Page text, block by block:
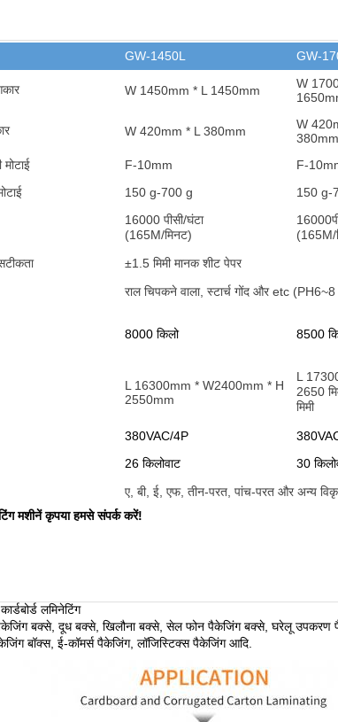
GW-1450L GW-
W 1450mm * L 1450mm
W
W 420mm * L 380mm
W
380mm
F-10mm F-
150 g-700 g 150 g-
16000 पीसी/घंटा
(165M/मिनट)
16000
(165M/
±1.5 मिमी मानक शीट पेपर
राल चिपकने वाला, स्टार्च गोंद और etc (PH6~8
8000 किलो 8500
L 16300mm * W2400mm * H
2550mm
L
2650
मिमी
380VAC/4P
26 किलोवाट 30
ए, बी, ई, एफ, तीन-परत, पांच-परत और अन्य
मशीनें कृपया हमसे संपर्क करें!
लमिनेटिंग
बक्से, दूध बक्से, खिलौना बक्से, सेल फोन पैकेजिंग बक्से, घरेलू उपकरण
बॉक्स, ई-कॉमर्स पैकेजिंग, लॉजिस्टिक्स पैकेजिंग आदि